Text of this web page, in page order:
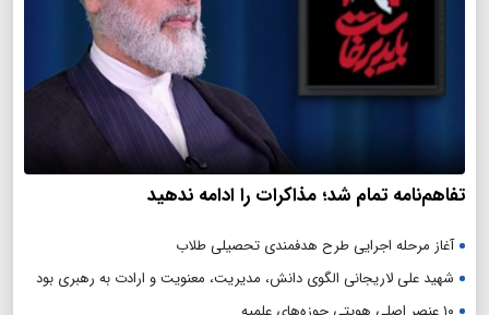
تفاهم‌نامه تمام شد؛ مذاکرات را ادامه ندهید
آغاز مرحله اجرایی طرح هدفمندی تحصیلی طلاب
شهید علی لاریجانی الگوی دانش، مدیریت، معنویت و ارادت به رهبری بود